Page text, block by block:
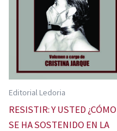
Editorial Ledoria
RESISTIR: Y USTED ¿CÓMO
SE HA SOSTENIDO EN LA